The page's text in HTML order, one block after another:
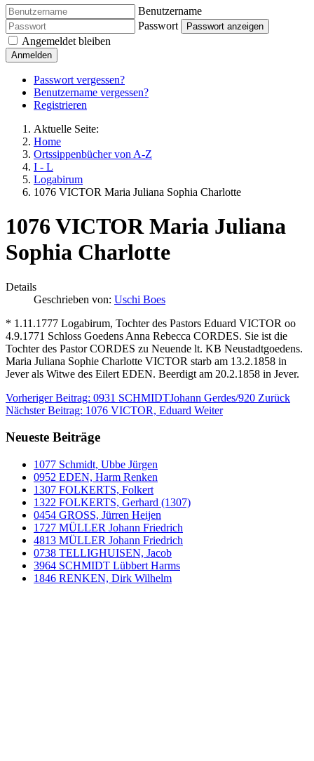
Benutzername
Passwort
Passwort anzeigen
Angemeldet bleiben
Anmelden
Passwort vergessen?
Benutzername vergessen?
Registrieren
Aktuelle Seite:
Home
Ortssippenbücher von A-Z
I - L
Logabirum
1076 VICTOR Maria Juliana Sophia Charlotte
1076 VICTOR Maria Juliana
Sophia Charlotte
Details
Geschrieben von: Uschi Boes
* 1.11.1777 Logabirum, Tochter des Pastors Eduard VICTOR oo
4.9.1771 Schloss Goedens Anna Rebecca CORDES. Sie ist die
Tochter des Pastor CORDES zu Neuende lt. KB Neustadtgoedens.
Maria Juliana Sophie Charlotte VICTOR starb am 13.2.1858 in
Jever als Witwe des Eilert EDEN. Beerdigt am 20.2.1858 in Jever.
Vorheriger Beitrag: 0931 SCHMIDTJohann Gerdes/920 Zurück
Nächster Beitrag: 1076 VICTOR, Eduard Weiter
Neueste Beiträge
1077 Schmidt, Ubbe Jürgen
0952 EDEN, Harm Renken
1307 FOLKERTS, Folkert
1322 FOLKERTS, Gerhard (1307)
0454 GROSS, Jürren Heijen
1727 MÜLLER Johann Friedrich
4813 MÜLLER Johann Friedrich
0738 TELLIGHUISEN, Jacob
3964 SCHMIDT Lübbert Harms
1846 RENKEN, Dirk Wilhelm